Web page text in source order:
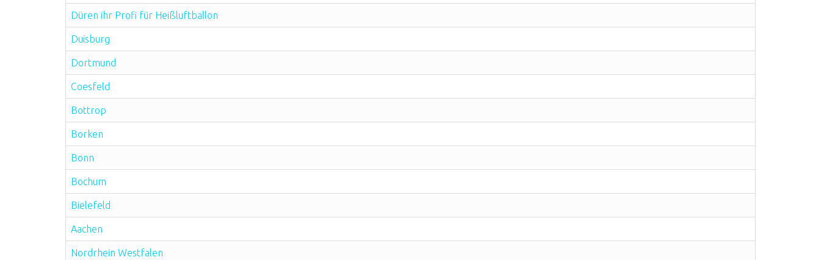
Düren ihr Profi für Heißluftballon
Duisburg
Dortmund
Coesfeld
Bottrop
Borken
Bonn
Bochum
Bielefeld
Aachen
Nordrhein Westfalen